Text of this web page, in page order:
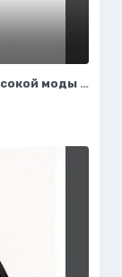
Элегантный силуэт: цифровой скетч высокой моды в студийном исполнении. Изображение из нейросети Flux 1